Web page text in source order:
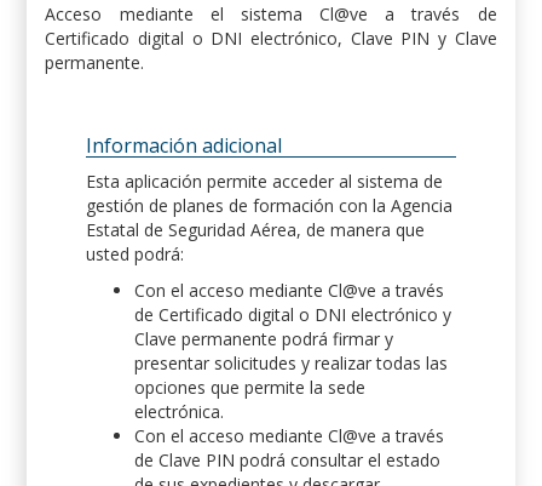
Acceso mediante el sistema Cl@ve a través de
Certificado digital o DNI electrónico, Clave PIN y Clave
permanente.
Información adicional
Esta aplicación permite acceder al sistema de
gestión de planes de formación con la Agencia
Estatal de Seguridad Aérea, de manera que
usted podrá:
Con el acceso mediante Cl@ve a través
de Certificado digital o DNI electrónico y
Clave permanente podrá firmar y
presentar solicitudes y realizar todas las
opciones que permite la sede
electrónica.
Con el acceso mediante Cl@ve a través
de Clave PIN podrá consultar el estado